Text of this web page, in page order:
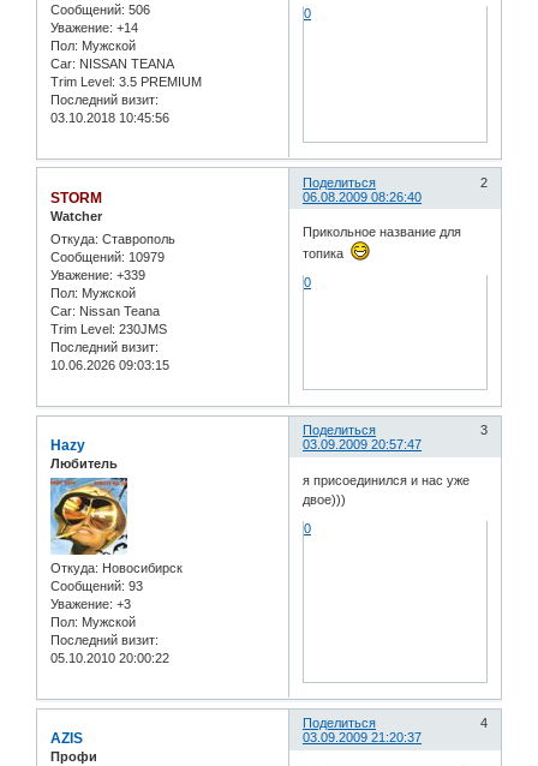
Сообщений: 506
Уважение: +14
Пол: Мужской
Car: NISSAN TEANA
Trim Level: 3.5 PREMIUM
Последний визит:
03.10.2018 10:45:56
0
Поделиться
2
06.08.2009 08:26:40
STORM
Watcher
Откуда: Ставрополь
Сообщений: 10979
Уважение: +339
Пол: Мужской
Car: Nissan Teana
Trim Level: 230JMS
Последний визит:
10.06.2026 09:03:15
Прикольное название для
топика
0
Поделиться
3
03.09.2009 20:57:47
Hazy
Любитель
Откуда: Новосибирск
Сообщений: 93
Уважение: +3
Пол: Мужской
Последний визит:
05.10.2010 20:00:22
я присоединился и нас уже
двое)))
0
Поделиться
4
03.09.2009 21:20:37
AZIS
Профи